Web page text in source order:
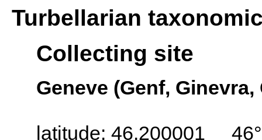
Turbellarian
Collecting site
Geneve (Genf,
latitude: 46.200001